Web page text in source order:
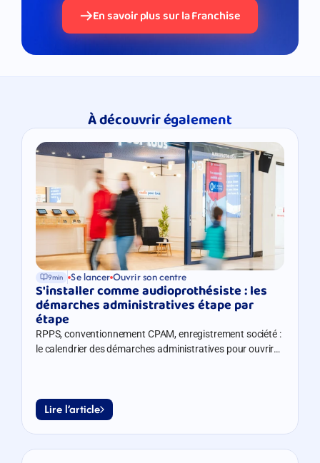
En savoir plus sur la Franchise
À découvrir également
9min Se lancer Ouvrir son centre
S'installer comme audioprothésiste : les
démarches administratives étape par
étape
RPPS, conventionnement CPAM, enregistrement société :
le calendrier des démarches administratives pour ouvrir
Lire l’article